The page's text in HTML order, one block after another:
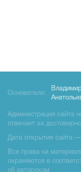
Основатели:
Администрация сайта
отвечает за
Дата открытия сайта —
Все права на
охраняются в
об авторском